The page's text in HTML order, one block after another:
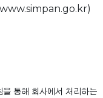
(www.simpan.go.kr)
통해 회사에서 처리하는